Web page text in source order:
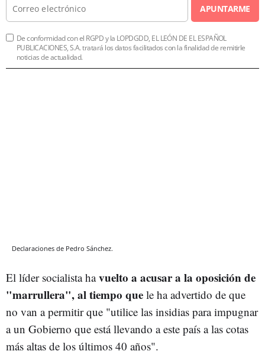
APUNTARME
De conformidad con el RGPD y la LOPDGDD, EL LEÓN DE EL ESPAÑOL
PUBLICACIONES, S.A. tratará los datos facilitados con la finalidad de remitirle
noticias de actualidad.
Declaraciones de Pedro Sánchez.
El líder socialista havuelto a acusar a la oposición de
"marrullera", al tiempo que le ha advertido de que
no van a permitir que "utilice las insidias para impugnar
a un Gobierno que está llevando a este país a las cotas
más altas de los últimos 40 años".